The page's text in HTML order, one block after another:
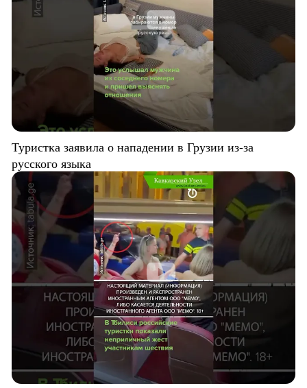
Туристка заявила о нападении в Грузии из-за
русского языка